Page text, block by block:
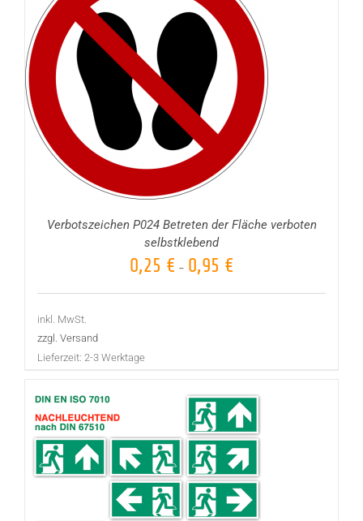
Verbotszeichen P024 Betreten der Fläche verboten
selbstklebend
0,25 € – 0,95 €
inkl. MwSt.
zzgl. Versand
Lieferzeit: 2-3 Werktage